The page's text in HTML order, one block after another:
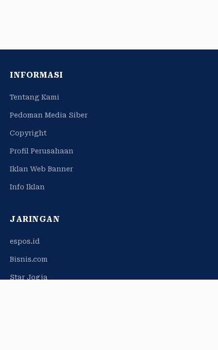
INFORMASI
Tentang Kami
Pedoman Media Siber
Copyright
Profil Perusahaan
Iklan Web Banner
Info Iklan
JARINGAN
espos.id
Bisnis.com
Star Jogja